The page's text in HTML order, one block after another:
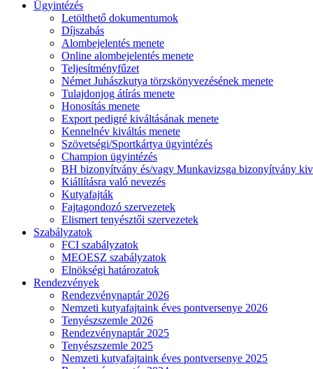
Ügyintézés
Letölthető dokumentumok
Díjszabás
Alombejelentés menete
Online alombejelentés menete
Teljesítményfűzet
Német Juhászkutya törzskönyvezésének menete
Tulajdonjog átírás menete
Honosítás menete
Export pedigré kiváltásának menete
Kennelnév kiváltás menete
Szövetségi/Sportkártya ügyintézés
Champion ügyintézés
BH bizonyítvány és/vagy Munkavizsga bizonyítvány
Kiállításra való nevezés
Kutyafajták
Fajtagondozó szervezetek
Elismert tenyésztői szervezetek
Szabályzatok
FCI szabályzatok
MEOESZ szabályzatok
Elnökségi határozatok
Rendezvények
Rendezvénynaptár 2026
Nemzeti kutyafajtaink éves pontversenye 2026
Tenyészszemle 2026
Rendezvénynaptár 2025
Tenyészszemle 2025
Nemzeti kutyafajtaink éves pontversenye 2025